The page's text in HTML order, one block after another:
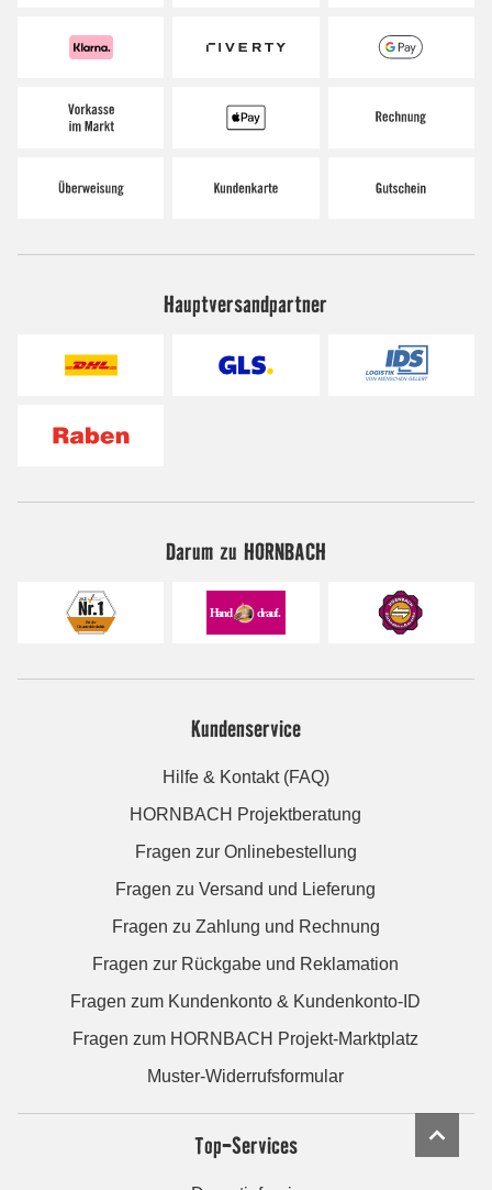
Hauptversandpartner
Darum zu HORNBACH
Kundenservice
Hilfe & Kontakt (FAQ)
HORNBACH Projektberatung
Fragen zur Onlinebestellung
Fragen zu Versand und Lieferung
Fragen zu Zahlung und Rechnung
Fragen zur Rückgabe und Reklamation
Fragen zum Kundenkonto & Kundenkonto-ID
Fragen zum HORNBACH Projekt-Marktplatz
Muster-Widerrufsformular
Top-Services